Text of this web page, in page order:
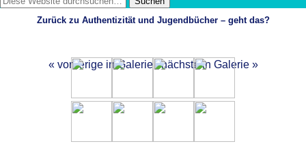
Zurück zu Authentizität und Jugendbücher – geht das?
« vorherige in Galerie nächste in Galerie »